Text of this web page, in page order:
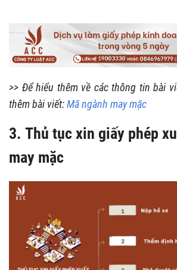
>> Để hiểu thêm về các thông tin bài
thêm bài viết:Mã ngành may mặc
3. Thủ tục xin giấy phép
may mặc